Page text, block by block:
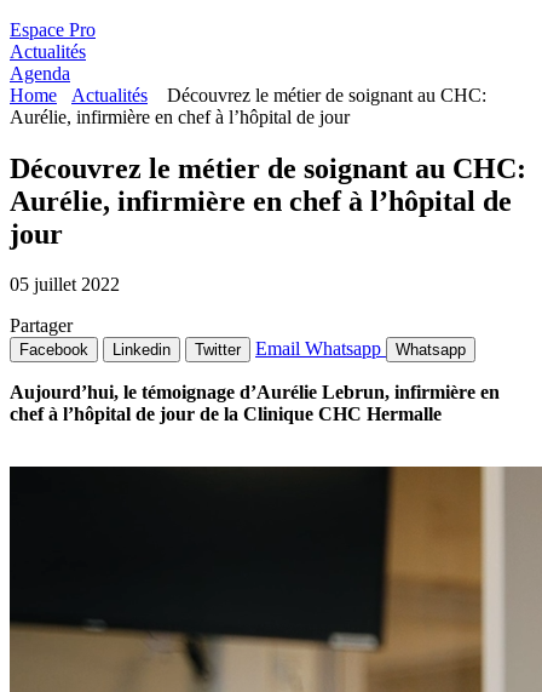
Espace Pro
Actualités
Agenda
Home
Actualités
Découvrez le métier de soignant au CHC:
Aurélie, infirmière en chef à l’hôpital de jour
Découvrez le métier de soignant au CHC:
Aurélie, infirmière en chef à l’hôpital de
jour
05 juillet 2022
Partager
Facebook Linkedin Twitter Email Whatsapp Whatsapp
Aujourd’hui, le témoignage d’Aurélie Lebrun, infirmière en
chef à l’hôpital de jour de la Clinique CHC Hermalle